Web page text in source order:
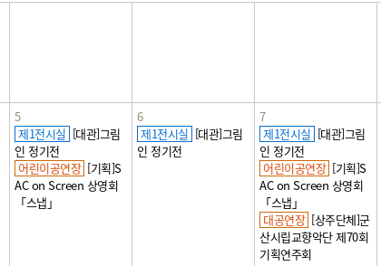
5
제1전시실 [대관]그림
인 정기전
어린이공연장 [기획]S
AC on Screen 상영회
「스냅」
6
제1전시실 [대관]그림
인 정기전
7
제1전시실 [대관]그림
인 정기전
어린이공연장 [기획]S
AC on Screen 상영회
「스냅」
대공연장 [상주단체]군
산시립교향악단 제70회
기획연주회